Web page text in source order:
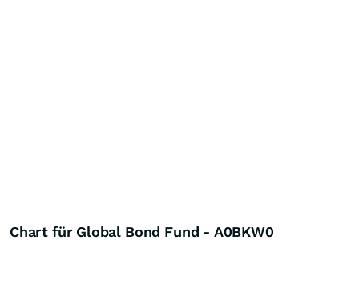
Chart für Global Bond Fund - A0BKW0